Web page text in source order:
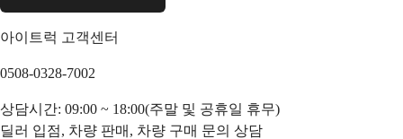
아이트럭 고객센터
0508-0328-7002
상담시간: 09:00 ~ 18:00(주말 및 공휴일 휴무)
딜러 입점, 차량 판매, 차량 구매 문의 상담